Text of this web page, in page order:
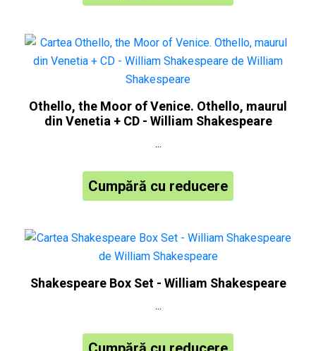
Othello, the Moor of Venice. Othello, maurul
din Venetia + CD - William Shakespeare
...
Cumpără cu reducere
Shakespeare Box Set - William Shakespeare
...